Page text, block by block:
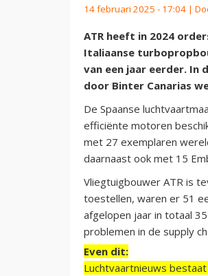
14 februari 2025 - 17:04 |
ATR heeft in 2024
Italiaanse
van een jaar eerder. In
door Binter Canarias
De Spaanse
efficiënte motoren
met 27 exemplaren
daarnaast ook met 15
Vliegtuigbouwer ATR is
toestellen, waren er 51
afgelopen jaar in totaal
problemen in de supply
Even dit:
Luchtvaartnieuws